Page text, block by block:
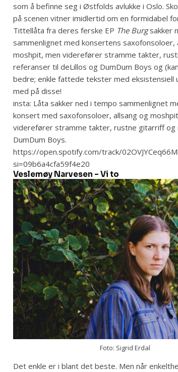
som å befinne seg i Østfolds avlukke i Oslo.
på scenen vitner imidlertid om en formidabel
Tittellåta fra deres ferske EP The Burgsakker
sammenlignet med konsertens saxofonsoloer,
moshpit, men viderefører stramme takter,
referanser til deLillos og DumDum Boys og
bedre; enkle fattede tekster med eksistensiell
med på disse!
insta: Låta sakker ned i tempo sammenlignet
konsert med saxofonsoloer, allsang og
viderefører stramme takter, rustne gitarriff og
DumDum Boys.
https://open.spotify.com/track/
si=09b6a4cfa59f4e20
Veslemøy Narvesen – Vi to
Foto: Sigrid Erdal
Det enkle er i blant det beste. Men når